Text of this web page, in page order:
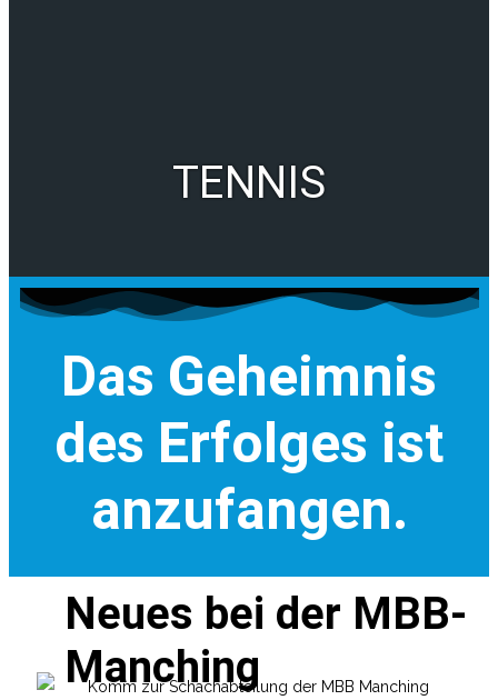
TENNIS
Das Geheimnis
des Erfolges ist
anzufangen.
Neues bei der MBB-
Manching